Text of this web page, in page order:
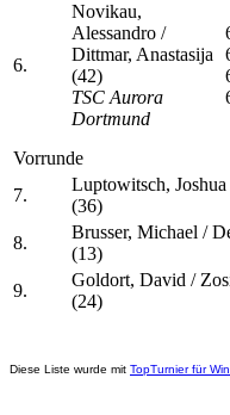
6.
Novikau,
Alessandro /
Dittmar, Anastasija
(42)
TSC Aurora
Dortmund
Vorrunde
7.
Luptowitsch,
(36)
8.
Brusser, Michael /
(13)
9.
Goldort, David /
(24)
Diese Liste wurde mit TopTurnier für